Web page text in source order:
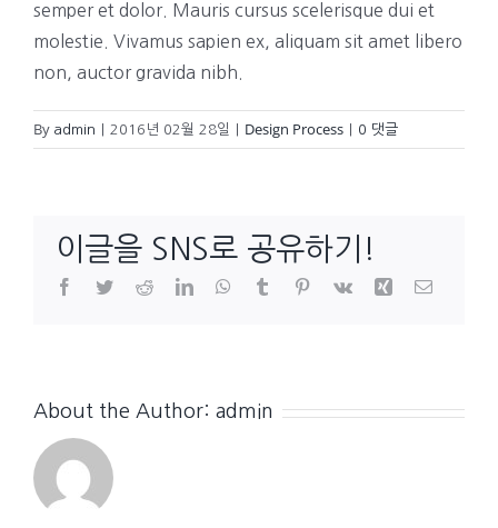
semper et dolor. Mauris cursus scelerisque dui et
molestie. Vivamus sapien ex, aliquam sit amet libero
non, auctor gravida nibh.
By admin 2016년 02월 28일 Design Process 0 댓글
이글을 SNS로 공유하기!
Facebook
TwitterRedditLinkedInWhatsApp
TumblrPinterest
Vk Xing이
About the Author: admin